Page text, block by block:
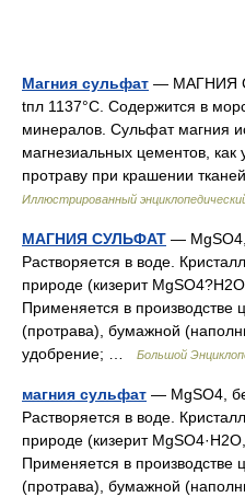
Магния сульфат — МАГНИЯ
tпл 1137°C. Содержится в
минералов. Сульфат магния
магнезиальных цементов, как
протраву при крашении
Иллюстрированный
МАГНИЯ СУЛЬФАТ — MgSO4,
Растворяется в воде.
природе (кизерит
Применяется в производстве
(протрава), бумажной
удобрение; …
Большой
магния сульфат — MgSO4,
Растворяется в воде.
природе (кизерит
Применяется в производстве
(протрава), бумажной